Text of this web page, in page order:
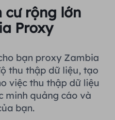
bật lại quyền thông
web
thêm
cư rộng lớn
Proxy
bạn proxy Zambia
thu thập dữ liệu, tạo
việc thu thập dữ liệu
minh quảng cáo và
bạn.